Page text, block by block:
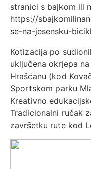
stranici s bajkom ili
https://
se-na-jesensku-
Kotizacija po
uključena okrjepa
Hrašćanu (kod
Sportskom parku
Kreativno
Tradicionalni ručak
završetku rute kod